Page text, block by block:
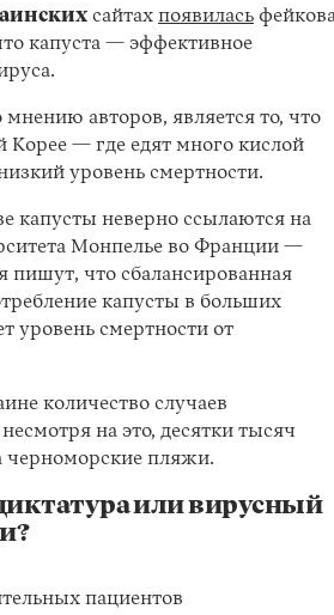
сайтах появилась
капуста — эффективное
авторов, является то, что
— где едят много кислой
уровень смертности.
капусты неверно ссылаются на
Монпелье во Франции —
пишут, что сбалансированная
капусты в больших
уровень смертности от
количество случаев
на это, десятки тысяч
пляжи.
или вирусный
пациентов